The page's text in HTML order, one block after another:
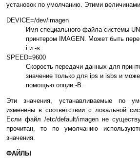
установок по умолчанию. Этими
DEVICE=/dev/imagen
Имя специального файла системы
принтером IMAGEN. Может быть
i и -s.
SPEED=9600
Скорость передачи данных для
значение только для ips и isbs и
помощью опции -B.
Эти значения, устанавливаемые по
изменены в соответствии с локальной
Если файл /etc/default/imagen не
прочитан, то по умолчанию
значения.
ФАЙЛЫ